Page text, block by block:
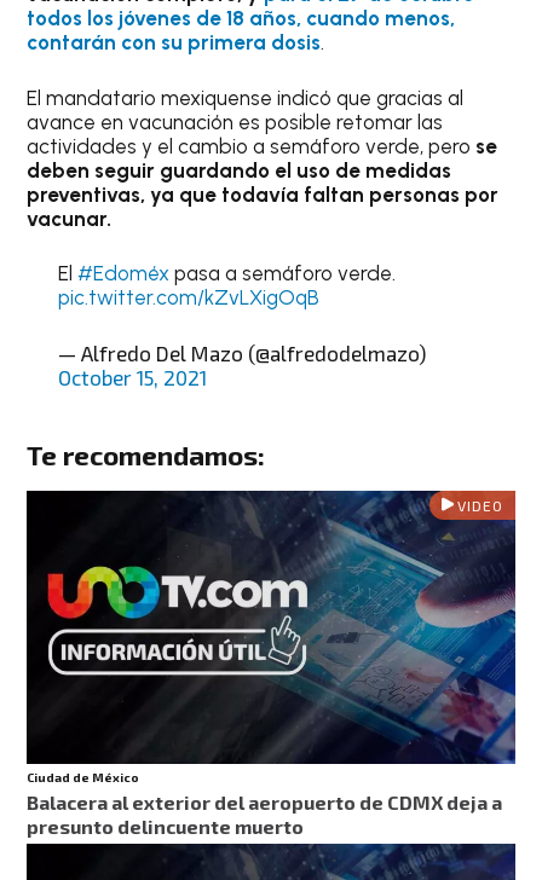
todos los jóvenes de 18 años, cuando menos,
contarán con su primera dosis.
El mandatario mexiquense indicó que gracias al
avance en vacunación es posible retomar las
actividades y el cambio a semáforo verde, pero se
deben seguir guardando el uso de medidas
preventivas, ya que todavía faltan personas por
vacunar.
El #Edoméxpasa a semáforo verde.
pic.twitter.com/kZvLXigOqB
— Alfredo Del Mazo (@alfredodelmazo)
October 15, 2021
Te recomendamos:
VIDEO
Ciudad de México
Balacera al exterior del aeropuerto de CDMX deja a
presunto delincuente muerto